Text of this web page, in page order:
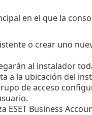
en el que la
o crear uno
al instalador
a la ubicación del
de acceso
Business